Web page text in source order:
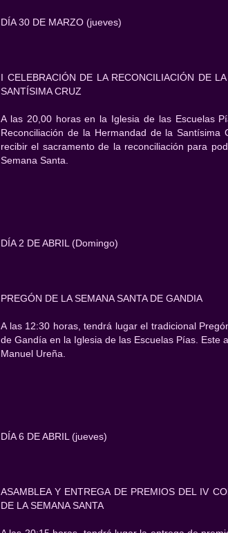
DÍA 30 DE MARZO (jueves)
I CELEBRACIÓN DE LA RECONCILIACIÓN DE
SANTÍSIMA CRUZ
A las 20,00 horas en la Iglesia de las Escuelas
Reconciliación de la Hermandad de la Santísima
recibir el sacramento de la reconciliación para
Semana Santa.
DÍA 2 DE ABRIL (Domingo)
PREGÓN DE LA SEMANA SANTA DE GANDIA
A las 12:30 horas, tendrá lugar el tradicional
de Gandía en la Iglesia de las Escuelas Pías. Este
Manuel Ureña.
DÍA 6 DE ABRIL (jueves)
ASAMBLEA Y ENTREGA DE PREMIOS DEL IV
DE LA SEMANA SANTA